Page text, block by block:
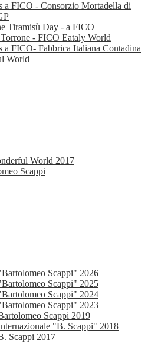
a FICO - Consorzio Mortadella di
Tiramisù Day - a FICO
- FICO Eataly World
a FICO- Fabbrica Italiana Contadina
World
World 2017
Scappi
Scappi" 2026
Scappi" 2025
Scappi" 2024
Scappi" 2023
Scappi 2019
"B. Scappi" 2018
Scappi 2017